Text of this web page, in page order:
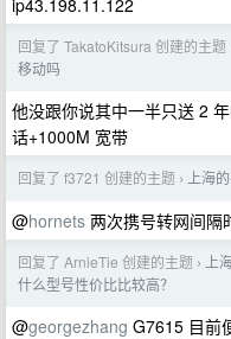
ip43.198.11.122
回复了 TakatoKitsura 创建的主题
移动吗
他没跟你说其中一半只送 2
话+1000M 宽带
回复了 f3721 创建的主题 › 上海
@hornets 两次携号转网间隔
回复了 ArnieTie 创建的主题 ›
上
什么型号性价比比较高？
@georgezhang G7615 目前